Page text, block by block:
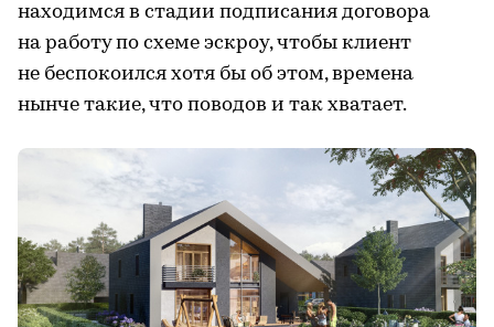
находимся в стадии подписания договора
на работу по схеме эскроу, чтобы клиент
не беспокоился хотя бы об этом, времена
нынче такие, что поводов и так хватает.